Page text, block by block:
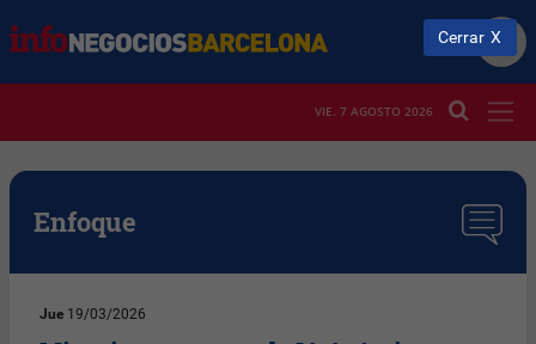
VIE. 7 AGOSTO 2026
Enfoque
Jue 19/03/2026
Cerrar